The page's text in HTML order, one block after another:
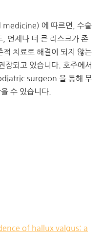
medicine) 에 따르면, 수술
, 언제나 더 큰 리스크가 존
치료로 해결이 되지 않는
장되고 있습니다. 호주에서
surgeon 을 통해 무
수 있습니다.
of hallux valgus: a